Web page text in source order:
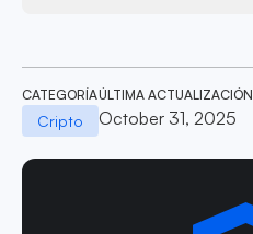
CATEGORÍA
Cripto
ÚLTIMA ACTUALIZACIÓN
October 31, 2025